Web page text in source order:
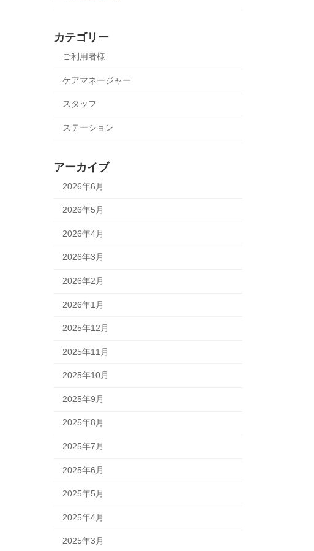
カテゴリー
ご利用者様
ケアマネージャー
スタッフ
ステーション
アーカイブ
2026年6月
2026年5月
2026年4月
2026年3月
2026年2月
2026年1月
2025年12月
2025年11月
2025年10月
2025年9月
2025年8月
2025年7月
2025年6月
2025年5月
2025年4月
2025年3月